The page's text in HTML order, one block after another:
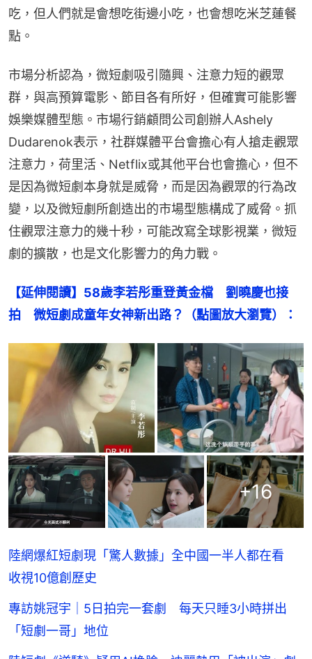
吃，但人們就是會想吃街邊小吃，也會想吃米芝蓮餐
點。
市場分析認為，微短劇吸引隨興、注意力短的觀眾
群，與高預算電影、節目各有所好，但確實可能影響
娛樂媒體型態。市場行銷顧問公司創辦人Ashely
Dudarenok表示，社群媒體平台會擔心有人搶走觀眾
注意力，荷里活、Netflix或其他平台也會擔心，但不
是因為微短劇本身就是威脅，而是因為觀眾的行為改
變，以及微短劇所創造出的市場型態構成了威脅。抓
住觀眾注意力的幾十秒，可能改寫全球影視業，微短
劇的擴散，也是文化影響力的角力戰。
【延伸閱讀】58歲李若彤重登黃金檔　劉曉慶也接
拍　微短劇成童年女神新出路？（點圖放大瀏覽）：
+16
陸網爆紅短劇現「驚人數據」全中國一半人都在看
收視10億創歷史
專訪姚冠宇｜5日拍完一套劇 每天只睡3小時拼出
「短劇一哥」地位